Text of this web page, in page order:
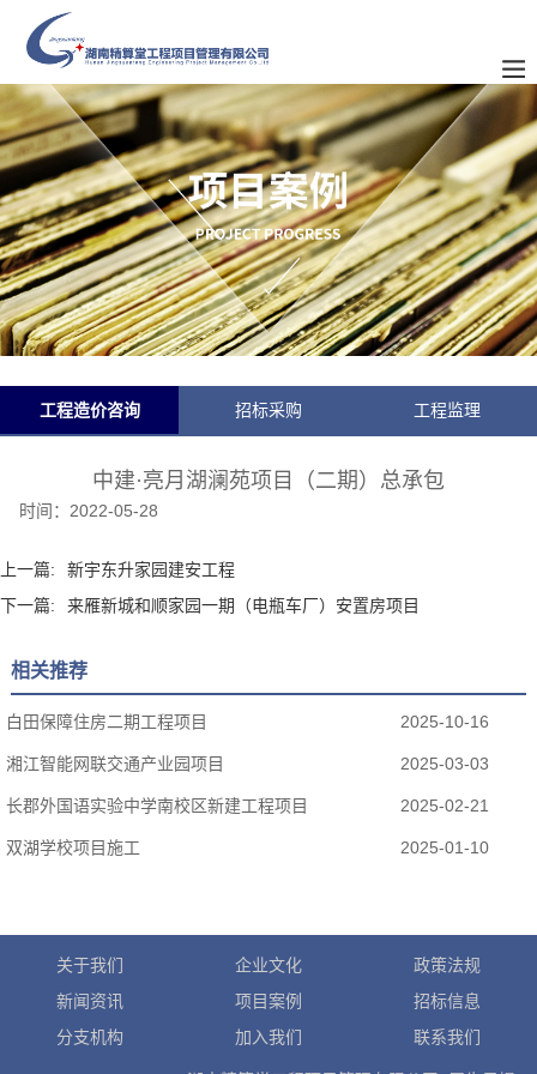
工程造价咨询 招标采购 工程监理
中建·亮月湖澜苑项目（二期）总承包
时间： 2022-05-28
上一篇:
新宇东升家园建安工程
下一篇:
来雁新城和顺家园一期（电瓶车厂）安置房项目
相关推荐
白田保障住房二期工程项目 2025-10-16
湘江智能网联交通产业园项目 2025-03-03
长郡外国语实验中学南校区新建工程项目 2025-02-21
双湖学校项目施工 2025-01-10
关于我们 企业文化
政策法规
新闻资讯
项目案例
招标信息
分支机构
加入我们 联系我们